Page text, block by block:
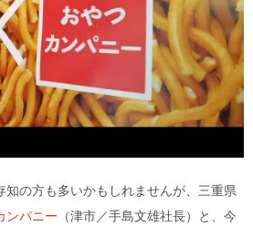
知の方も多いかもしれませんが、三重県
ンパニー （津市／手島文雄社長）と、今